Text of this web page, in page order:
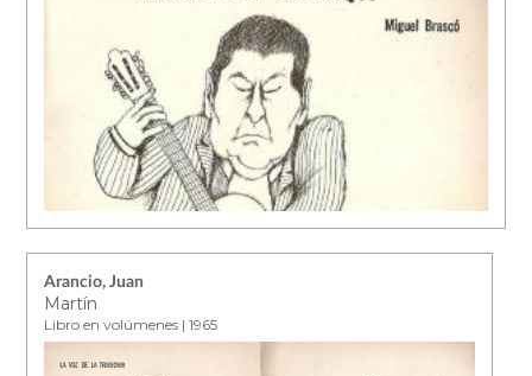
Arancio, Juan
Martín
Libro en volúmenes | 1965